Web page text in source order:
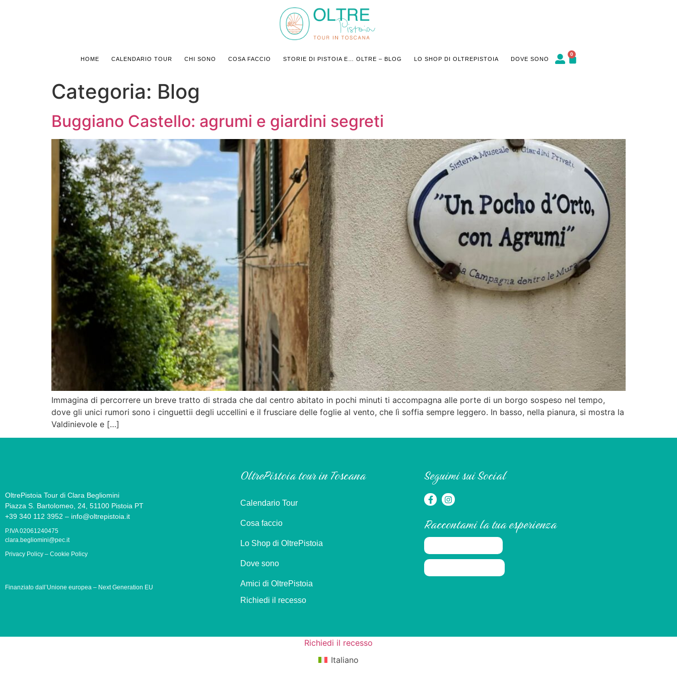
HOME CALENDARIO TOUR CHI SONO COSA FACCIO STORIE DI PISTOIA E… OLTRE – BLOG LO SHOP DI OLTREPISTOIA DOVE SONO
0
Categoria: Blog
Buggiano Castello: agrumi e giardini segreti
Immagina di percorrere un breve tratto di strada che dal centro abitato in pochi minuti ti accompagna alle porte di un borgo sospeso nel tempo,
dove gli unici rumori sono i cinguettii degli uccellini e il frusciare delle foglie al vento, che lì soffia sempre leggero. In basso, nella pianura, si mostra la
Valdinievole e […]
OltrePistoia Tour di Clara Begliomini
Piazza S. Bartolomeo, 24, 51100 Pistoia PT
+39 340 112 3952 – info@oltrepistoia.it
P.IVA 02061240475
clara.begliomini@pec.it
Privacy Policy – Cookie Policy
Finanziato dall’Unione europea – Next Generation EU
OltrePistoia tour in Toscana
Calendario Tour
Cosa faccio
Lo Shop di OltrePistoia
Dove sono
Amici di OltrePistoia
Richiedi il recesso
Seguimi sui Social
Raccontami la tua esperienza
Richiedi il recesso
Italiano